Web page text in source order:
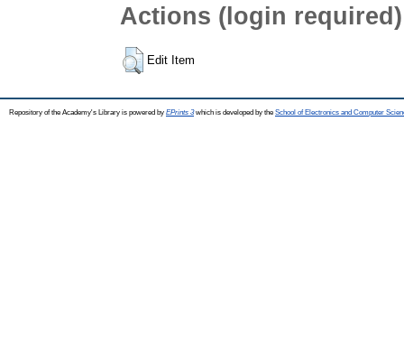
Actions (login required)
Edit Item
Repository of the Academy's Library is powered by EPrints 3which is developed by the School of Electronics and Computer